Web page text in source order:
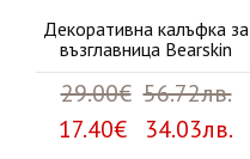
Декоративна калъфка за
възглавница Bearskin
29.00€ 56.72лв.
17.40€ 34.03лв.